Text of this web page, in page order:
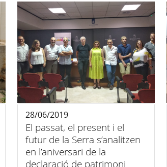
El passat, el present i el
futur de la Serra s’analitzen
en l’aniversari de la
declaració de patrimoni
28/06/2019